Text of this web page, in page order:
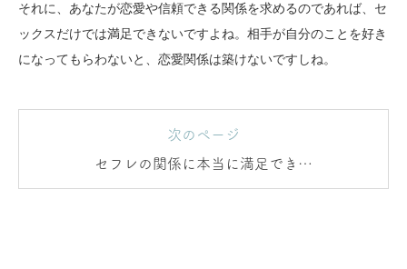
それに、あなたが恋愛や信頼できる関係を求めるのであれば、セ
ックスだけでは満足できないですよね。相手が自分のことを好き
になってもらわないと、恋愛関係は築けないですしね。
次のページ
セフレの関係に本当に満足できて
ますか？